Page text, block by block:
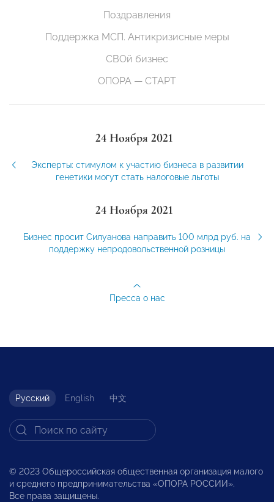
Поздравления
Поддержка МСП. Антикризисные меры
СВОй бизнес
ОПОРА — СТАРТ
24 Ноября 2021
Эксперты: стимулом к участию бизнеса в развитии
генетики могут стать налоговые льготы
24 Ноября 2021
Бизнес просит Силуанова направить 100 млрд руб. на
поддержку непродовольственной розницы
Пресса о нас
Русский English 中文
© 2023 Общероссийская общественная организация малого
и среднего предпринимательства «ОПОРА РОССИИ».
Все права защищены.